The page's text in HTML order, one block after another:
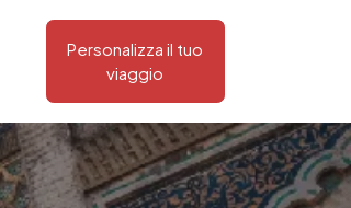
Personalizza il tuo
viaggio